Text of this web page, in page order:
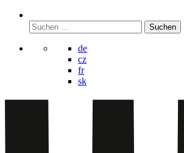
Suchen
nach:
de
cz
fr
sk